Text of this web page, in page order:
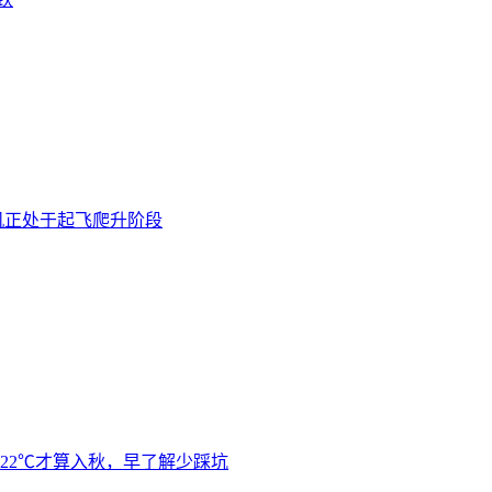
处于起飞爬升阶段
才算入秋，早了解少踩坑